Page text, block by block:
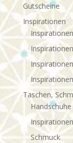
Gutscheine
Inspirationen
Taschen,
Schmuck